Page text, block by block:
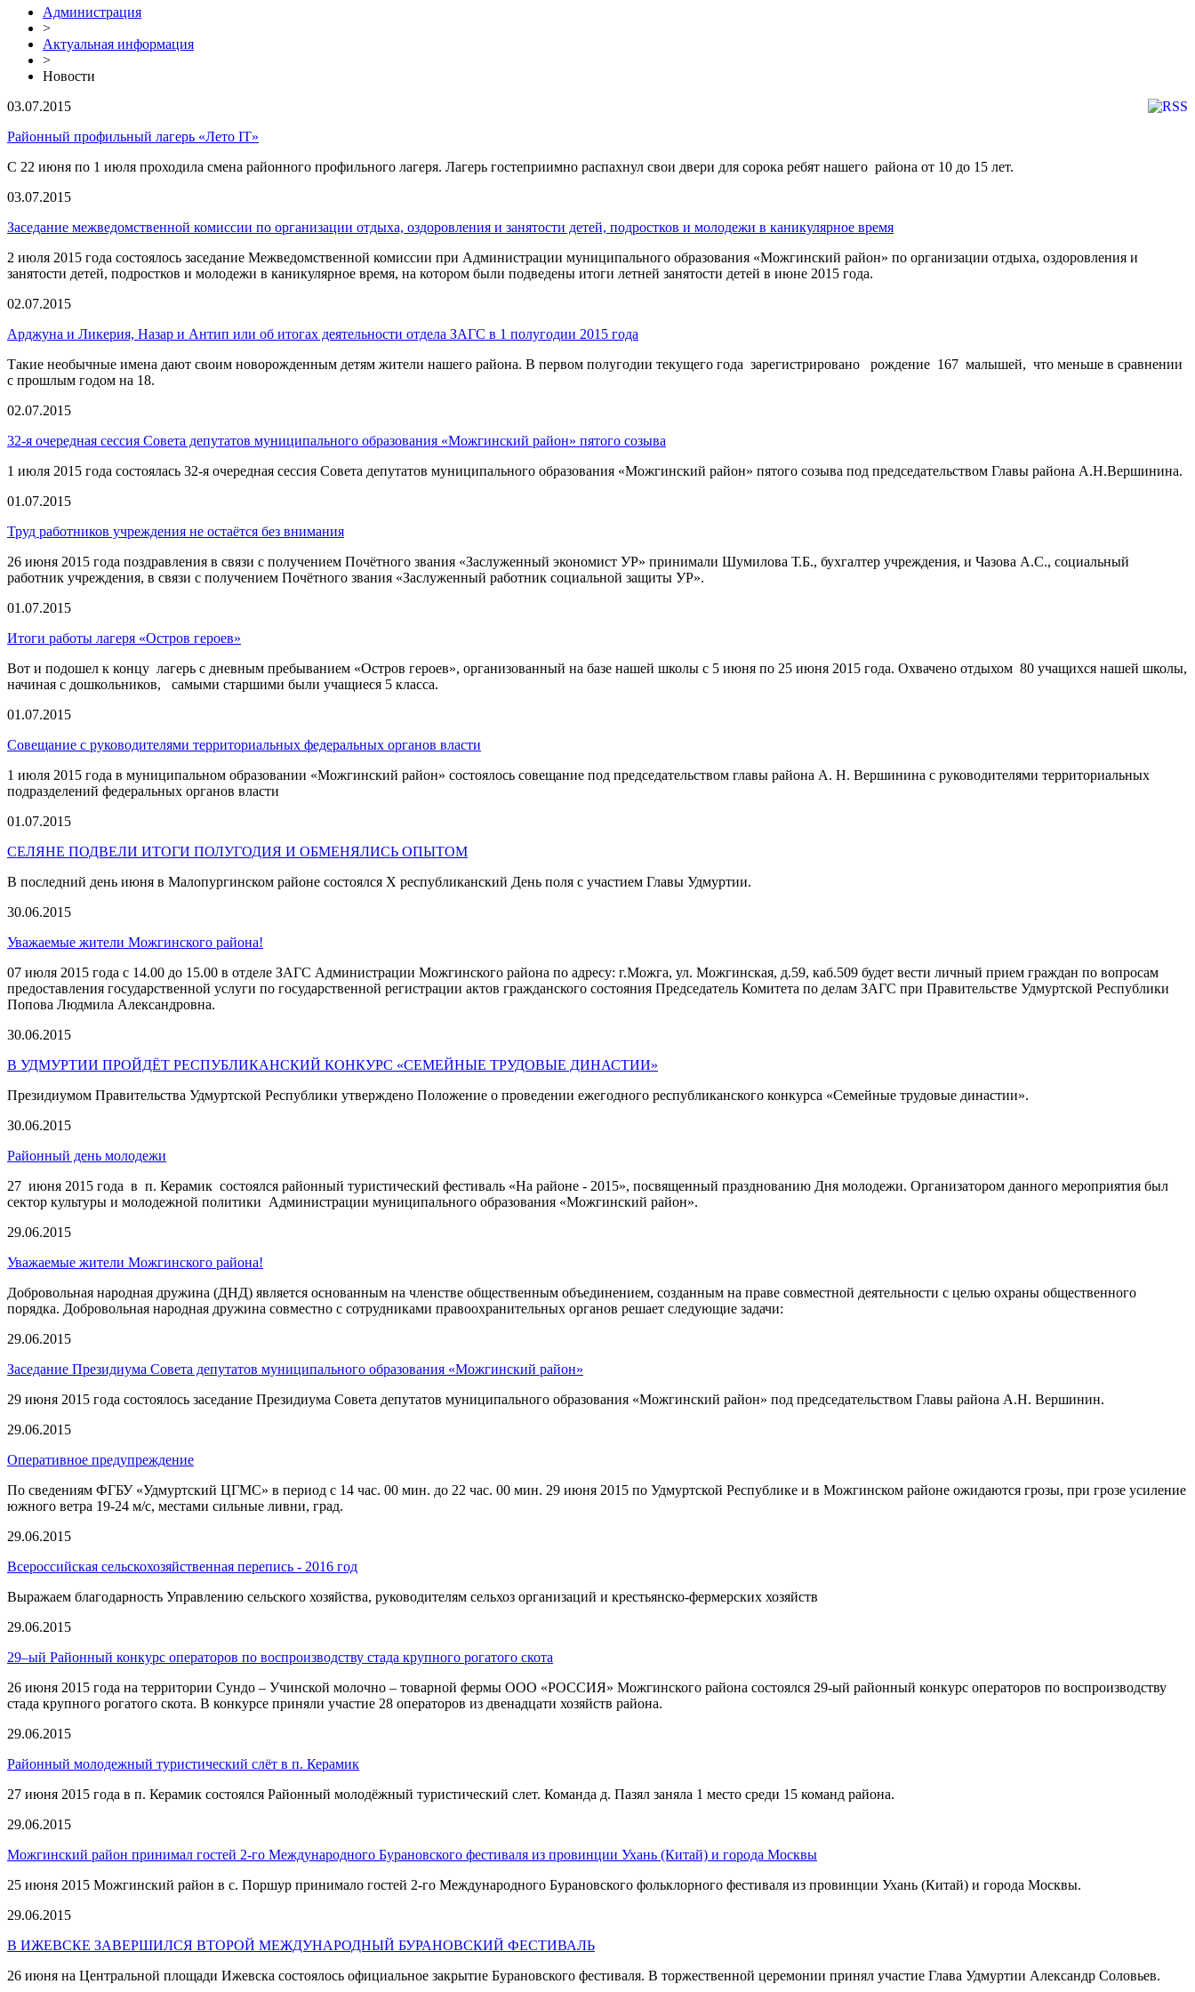
Администрация
>
Актуальная информация
>
Новости
03.07.2015
Районный профильный лагерь «Лето IT»
С 22 июня по 1 июля проходила смена районного профильного лагеря. Лагерь гостеприимно распахнул свои двери для сорока ребят нашего района от 10 до 15 лет.
03.07.2015
Заседание межведомственной комиссии по организации отдыха, оздоровления и занятости детей, подростков и молодежи в каникулярное время
2 июля 2015 года состоялось заседание Межведомственной комиссии при Администрации муниципального образования «Можгинский район» по организации отдыха, оздоровления и
занятости детей, подростков и молодежи в каникулярное время, на котором были подведены итоги летней занятости детей в июне 2015 года.
02.07.2015
Арджуна и Ликерия, Назар и Антип или об итогах деятельности отдела ЗАГС в 1 полугодии 2015 года
Такие необычные имена дают своим новорожденным детям жители нашего района. В первом полугодии текущего года зарегистрировано рождение 167 малышей, что меньше в сравнении
с прошлым годом на 18.
02.07.2015
32-я очередная сессия Совета депутатов муниципального образования «Можгинский район» пятого созыва
1 июля 2015 года состоялась 32-я очередная сессия Совета депутатов муниципального образования «Можгинский район» пятого созыва под председательством Главы района А.Н.Вершинина.
01.07.2015
Труд работников учреждения не остаётся без внимания
26 июня 2015 года поздравления в связи с получением Почётного звания «Заслуженный экономист УР» принимали Шумилова Т.Б., бухгалтер учреждения, и Чазова А.С., социальный
работник учреждения, в связи с получением Почётного звания «Заслуженный работник социальной защиты УР».
01.07.2015
Итоги работы лагеря «Остров героев»
Вот и подошел к концу лагерь с дневным пребыванием «Остров героев», организованный на базе нашей школы с 5 июня по 25 июня 2015 года. Охвачено отдыхом 80 учащихся нашей школы,
начиная с дошкольников, самыми старшими были учащиеся 5 класса.
01.07.2015
Совещание с руководителями территориальных федеральных органов власти
1 июля 2015 года в муниципальном образовании «Можгинский район» состоялось совещание под председательством главы района А. Н. Вершинина с руководителями территориальных
подразделений федеральных органов власти
01.07.2015
СЕЛЯНЕ ПОДВЕЛИ ИТОГИ ПОЛУГОДИЯ И ОБМЕНЯЛИСЬ ОПЫТОМ
В последний день июня в Малопургинском районе состоялся Х республиканский День поля с участием Главы Удмуртии.
30.06.2015
Уважаемые жители Можгинского района!
07 июля 2015 года с 14.00 до 15.00 в отделе ЗАГС Администрации Можгинского района по адресу: г.Можга, ул. Можгинская, д.59, каб.509 будет вести личный прием граждан по вопросам
предоставления государственной услуги по государственной регистрации актов гражданского состояния Председатель Комитета по делам ЗАГС при Правительстве Удмуртской Республики
Попова Людмила Александровна.
30.06.2015
В УДМУРТИИ ПРОЙДЁТ РЕСПУБЛИКАНСКИЙ КОНКУРС «СЕМЕЙНЫЕ ТРУДОВЫЕ ДИНАСТИИ»
Президиумом Правительства Удмуртской Республики утверждено Положение о проведении ежегодного республиканского конкурса «Семейные трудовые династии».
30.06.2015
Районный день молодежи
27 июня 2015 года в п. Керамик состоялся районный туристический фестиваль «На районе - 2015», посвященный празднованию Дня молодежи. Организатором данного мероприятия был
сектор культуры и молодежной политики Администрации муниципального образования «Можгинский район».
29.06.2015
Уважаемые жители Можгинского района!
Добровольная народная дружина (ДНД) является основанным на членстве общественным объединением, созданным на праве совместной деятельности с целью охраны общественного
порядка. Добровольная народная дружина совместно с сотрудниками правоохранительных органов решает следующие задачи:
29.06.2015
Заседание Президиума Совета депутатов муниципального образования «Можгинский район»
29 июня 2015 года состоялось заседание Президиума Совета депутатов муниципального образования «Можгинский район» под председательством Главы района А.Н. Вершинин.
29.06.2015
Оперативное предупреждение
По сведениям ФГБУ «Удмуртский ЦГМС» в период с 14 час. 00 мин. до 22 час. 00 мин. 29 июня 2015 по Удмуртской Республике и в Можгинском районе ожидаются грозы, при грозе усиление
южного ветра 19-24 м/с, местами сильные ливни, град.
29.06.2015
Всероссийская сельскохозяйственная перепись - 2016 год
Выражаем благодарность Управлению сельского хозяйства, руководителям сельхоз организаций и крестьянско-фермерских хозяйств
29.06.2015
29–ый Районный конкурс операторов по воспроизводству стада крупного рогатого скота
26 июня 2015 года на территории Сундо – Учинской молочно – товарной фермы ООО «РОССИЯ» Можгинского района состоялся 29-ый районный конкурс операторов по воспроизводству
стада крупного рогатого скота. В конкурсе приняли участие 28 операторов из двенадцати хозяйств района.
29.06.2015
Районный молодежный туристический слёт в п. Керамик
27 июня 2015 года в п. Керамик состоялся Районный молодёжный туристический слет. Команда д. Пазял заняла 1 место среди 15 команд района.
29.06.2015
Можгинский район принимал гостей 2-го Международного Бурановского фестиваля из провинции Ухань (Китай) и города Москвы
25 июня 2015 Можгинский район в с. Поршур принимало гостей 2-го Международного Бурановского фольклорного фестиваля из провинции Ухань (Китай) и города Москвы.
29.06.2015
В ИЖЕВСКЕ ЗАВЕРШИЛСЯ ВТОРОЙ МЕЖДУНАРОДНЫЙ БУРАНОВСКИЙ ФЕСТИВАЛЬ
26 июня на Центральной площади Ижевска состоялось официальное закрытие Бурановского фестиваля. В торжественной церемонии принял участие Глава Удмуртии Александр Соловьев.